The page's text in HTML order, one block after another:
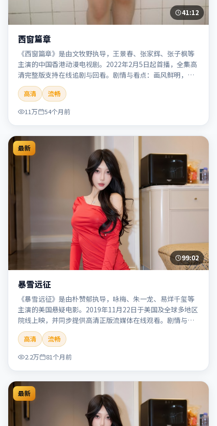
41:12
西窗篇章
《西窗篇章》是由文牧野执导，王景春、张家辉、张子枫等
主演的中国香港动漫电视剧。2022年2月5日起首播，全集高
清完整版支持在线追剧与回看。剧情与看点：画风鲜明，想
象力丰富，剧情适合青少年与动画爱好者。本片适合检索
「西窗篇章」「文牧野」「动漫」「中国香港」「2022」
「2022-02-05上映」等关键词的影迷阅读简介与主创信息。
高清
流畅
11万
54个月前
最新
99:02
暴雪远征
《暴雪远征》是由朴赞郁执导，咏梅、朱一龙、易烊千玺等
主演的美国悬疑电影。2019年11月22日于美国及全球多地区
院线上映，并同步提供高清正版流媒体在线观看。剧情与看
点：悬念层层推进，线索相互勾连，结局出人意料，适合推
理爱好者。本片适合检索「暴雪远征」「朴赞郁」「悬疑」
「美国」「2019」「2019-11-22上映」等关键词的影迷阅读
简介与主创信息。
高清
流畅
2.2万
81个月前
最新